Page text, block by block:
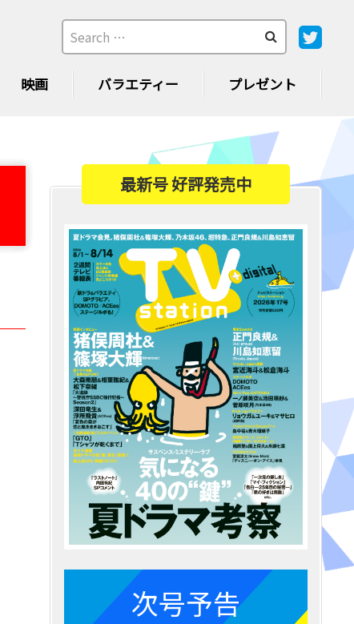
映画 バラエティー プレゼント
最新号 好評発売中
次号予告